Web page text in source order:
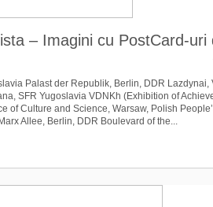
– Imagini cu PostCard-uri
Palast der Republik, Berlin, DDR
SFR Yugoslavia VDNKh (Exhibition of
of Culture and Science, Warsaw, Polish
Allee, Berlin, DDR Boulevard of the...